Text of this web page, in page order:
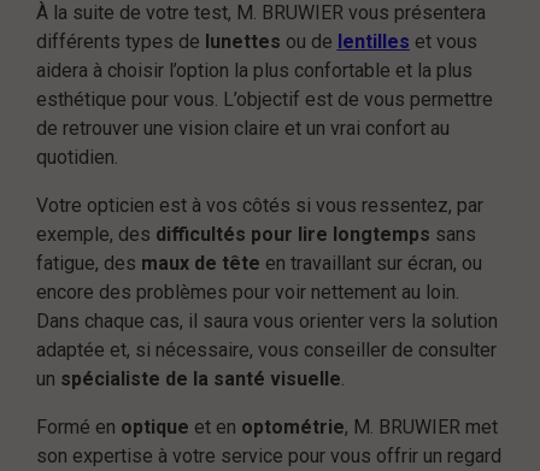
À la suite de votre test, M. BRUWIER vous présentera
différents types de lunettes ou de lentilles et vous
aidera à choisir l’option la plus confortable et la plus
esthétique pour vous. L’objectif est de vous permettre
de retrouver une vision claire et un vrai confort au
quotidien.
Votre opticien est à vos côtés si vous ressentez, par
exemple, des difficultés pour lire longtemps sans
fatigue, des maux de tête en travaillant sur écran, ou
encore des problèmes pour voir nettement au loin.
Dans chaque cas, il saura vous orienter vers la solution
adaptée et, si nécessaire, vous conseiller de consulter
un spécialiste de la santé visuelle.
Formé en optique et en optométrie, M. BRUWIER met
son expertise à votre service pour vous offrir un regard